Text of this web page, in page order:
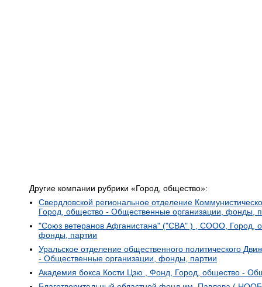
Другие компании рубрики «Город, общество»:
Свердловской региональное отделение
Город, общество - Общественные организации, фонды,
"Союз ветеранов Афганистана" ("СВА" ) , СООО, Город,
фонды, партии
Уральское отделение общественного политического
- Общественные организации, фонды, партии
Академия бокса Кости Цзю , Фонд, Город, общество -